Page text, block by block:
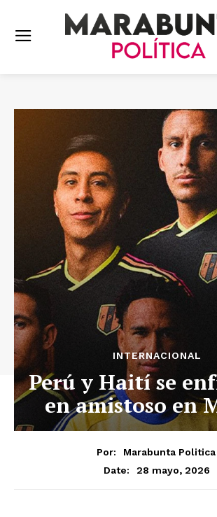
INTERNACIONAL
Perú y Haití se
en amistoso en
Por:
Marabunta Politica
Date:
28 mayo, 2026